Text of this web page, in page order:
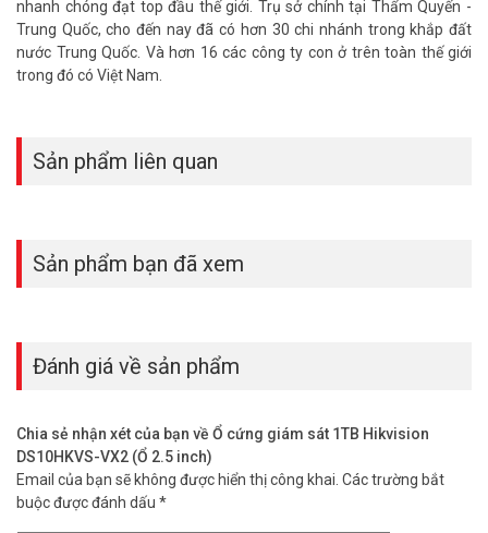
Kích thước 2.5 inch và giao diện SATA III giúp lắp đặt dễ dàng vào
hầu hết đầu ghi hình trên thị trường. Không cần cấu hình phức tạp
– cắm vào là dùng được ngay.
nhanh chóng đạt top đầu thế giới. Trụ sở chính tại Thẩm Quyến -
Trung Quốc, cho đến nay đã có hơn 30 chi nhánh trong khắp đất
nước Trung Quốc. Và hơn 16 các công ty con ở trên toàn thế giới
trong đó có Việt Nam.
Sản phẩm liên quan
Sản phẩm bạn đã xem
Đánh giá về sản phẩm
Chia sẻ nhận xét của bạn về Ổ cứng giám sát 1TB Hikvision
DS10HKVS-VX2 (Ổ 2.5 inch)
Email của bạn sẽ không được hiển thị công khai. Các trường bắt
buộc được đánh dấu *